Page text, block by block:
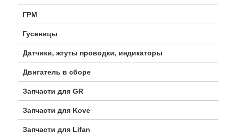
ГРМ
Гусеницы
Датчики, жгуты проводки, индикаторы
Двигатель в сборе
Запчасти для GR
Запчасти для Kove
Запчасти для Lifan